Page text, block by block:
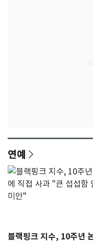
연예
블랙핑크 지수, 10주년